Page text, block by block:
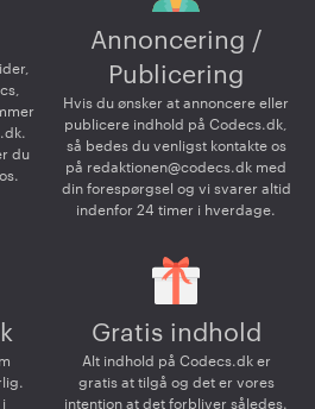
du
Annoncering /
Publicering
Hvis du ønsker at annoncere eller
publicere indhold på Codecs.dk,
så bedes du venligst kontakte os
på redaktionen@codecs.dk med
din forespørgsel og vi svarer altid
indenfor 24 timer i hverdage.
Gratis indhold
Alt indhold på Codecs.dk er
gratis at tilgå og det er vores
intention at det forbliver således.